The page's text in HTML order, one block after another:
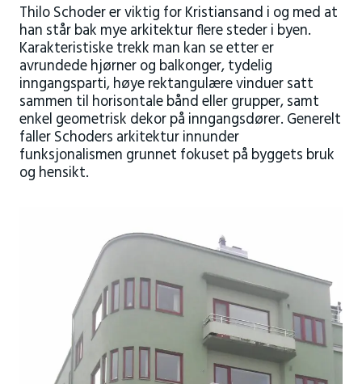
Thilo Schoder er viktig for Kristiansand i og med at
han står bak mye arkitektur flere steder i byen.
Karakteristiske trekk man kan se etter er
avrundede hjørner og balkonger, tydelig
inngangsparti, høye rektangulære vinduer satt
sammen til horisontale bånd eller grupper, samt
enkel geometrisk dekor på inngangsdører. Generelt
faller Schoders arkitektur innunder
funksjonalismen grunnet fokuset på byggets bruk
og hensikt.